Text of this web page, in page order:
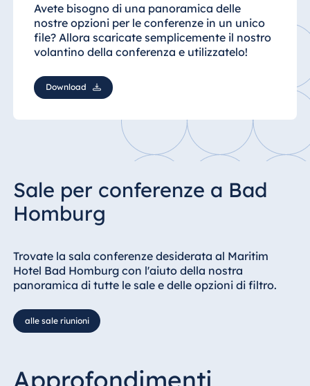
Avete bisogno di una panoramica delle
nostre opzioni per le conferenze in un unico
file? Allora scaricate semplicemente il nostro
volantino della conferenza e utilizzatelo!
Download
Sale per conferenze a Bad
Homburg
Trovate la sala conferenze desiderata al Maritim
Hotel Bad Homburg con l'aiuto della nostra
panoramica di tutte le sale e delle opzioni di filtro.
alle sale riunioni
Approfondimenti